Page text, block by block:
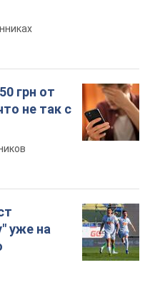
грн от
не так с
уже на